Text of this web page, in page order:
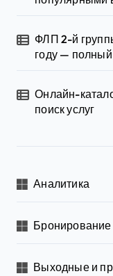
ФЛП 2-й
году — полный
Онлайн-
поиск услуг
Аналитика
Бронирование
Выходные и